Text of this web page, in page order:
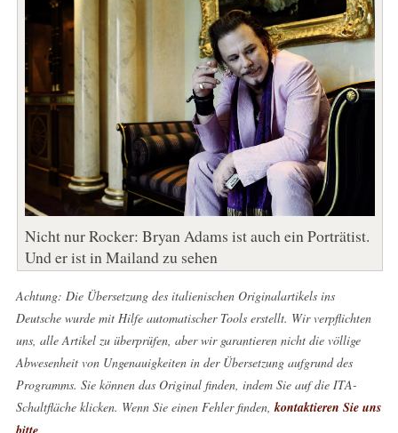
Nicht nur Rocker: Bryan Adams ist auch ein Porträtist.
Und er ist in Mailand zu sehen
Achtung: Die Übersetzung des italienischen Originalartikels ins
Deutsche wurde mit Hilfe automatischer Tools erstellt. Wir verpflichten
uns, alle Artikel zu überprüfen, aber wir garantieren nicht die völlige
Abwesenheit von Ungenauigkeiten in der Übersetzung aufgrund des
Programms. Sie können das Original finden, indem Sie auf die ITA-
Schaltfläche klicken. Wenn Sie einen Fehler finden, kontaktieren Sie uns
.